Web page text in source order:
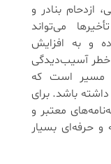
ازدحام بنادر و
می‌تواند
و به افزایش
خطر آسیب‌دیدگی
مسیر است که
باشد. برای
معتبر و
حرفه‌ای بسیار